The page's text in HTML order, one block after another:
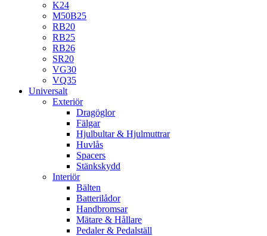
K24
M50B25
RB20
RB25
RB26
SR20
VG30
VQ35
Universalt
Exteriör
Dragöglor
Fälgar
Hjulbultar & Hjulmuttrar
Huvlås
Spacers
Stänkskydd
Interiör
Bälten
Batterilådor
Handbromsar
Mätare & Hållare
Pedaler & Pedalställ